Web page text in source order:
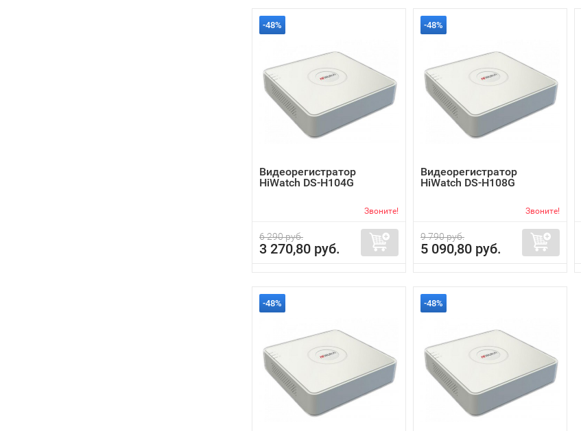
-48%
Видеорегистратор
HiWatch DS-H104G
Звоните!
6 290 руб.
3 270,80 руб.
-48%
Видеорегистратор
HiWatch DS-H108G
Звоните!
9 790 руб.
5 090,80 руб.
-48% -48%